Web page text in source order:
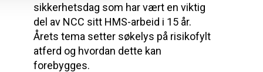
sikkerhetsdag som har vært en viktig
del av NCC sitt HMS-arbeid i 15 år.
Årets tema setter søkelys på risikofylt
atferd og hvordan dette kan
forebygges.